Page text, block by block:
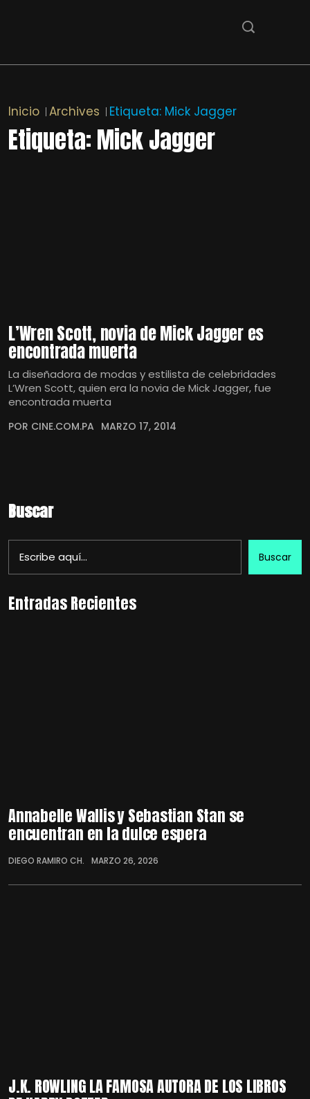
Inicio Archives Etiqueta: Mick Jagger
Etiqueta:Mick Jagger
L’Wren Scott, novia de Mick Jagger es
encontrada muerta
La diseñadora de modas y estilista de celebridades
L’Wren Scott, quien era la novia de Mick Jagger, fue
encontrada muerta
POR CINE.COM.PA MARZO 17, 2014
Buscar
Buscar
Entradas Recientes
Annabelle Wallis y Sebastian Stan se
encuentran en la dulce espera
DIEGO RAMIRO CH. MARZO 26, 2026
J.K. ROWLING LA FAMOSA AUTORA DE LOS LIBROS